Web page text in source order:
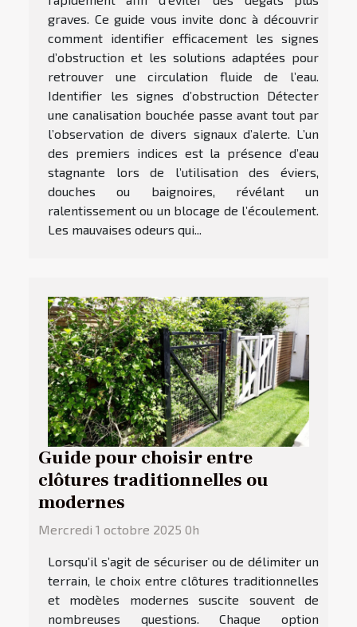
graves. Ce guide vous invite donc à découvrir
comment identifier efficacement les signes
d’obstruction et les solutions adaptées pour
retrouver une circulation fluide de l’eau.
Identifier les signes d’obstruction Détecter
une canalisation bouchée passe avant tout par
l’observation de divers signaux d’alerte. L’un
des premiers indices est la présence d’eau
stagnante lors de l’utilisation des éviers,
douches ou baignoires, révélant un
ralentissement ou un blocage de l’écoulement.
Les mauvaises odeurs qui...
Guide pour choisir entre
clôtures traditionnelles ou
modernes
Mercredi 1 octobre 2025 0h
Lorsqu’il s’agit de sécuriser ou de délimiter un
terrain, le choix entre clôtures traditionnelles
et modèles modernes suscite souvent de
nombreuses questions. Chaque option